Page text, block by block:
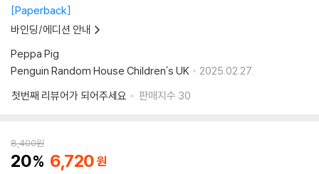
Paperback
바인딩/에디션 안내
Peppa Pig
Penguin Random House Children's UK
2025.02.27.
첫번째 리뷰어가 되어주세요
판매지수 30
8,400원
20 6,720